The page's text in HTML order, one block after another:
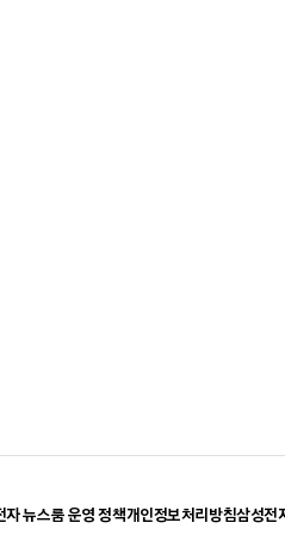
자 뉴스룸 운영 정책개인정보처리방침삼성전